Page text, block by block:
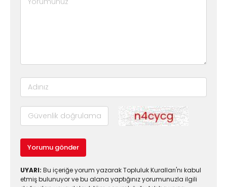
Yorumu gönder
UYARI: Bu içeriğe yorum yazarak Topluluk Kuralları'nı kabul
etmiş bulunuyor ve bu alana yaptığınız yorumunuzla ilgili